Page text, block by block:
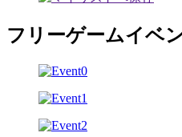
フリーゲームイベ